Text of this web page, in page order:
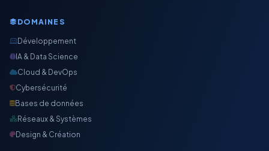
DOMAINES
Développement
IA & Data Science
Cloud & DevOps
Cybersécurité
Bases de données
Réseaux & Systèmes
Design & Création